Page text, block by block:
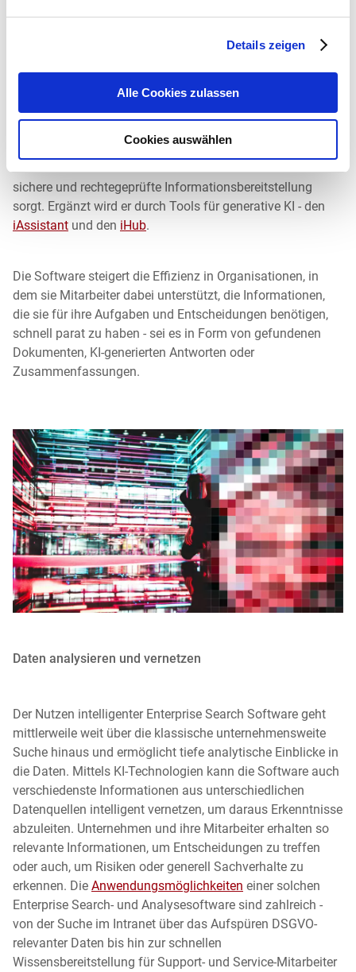
Details zeigen
Alle Cookies zulassen
Cookies auswählen
Die Produkte und Lösungen von IntraFind ermöglichen ein
effizientes Suchen, Finden und Analysieren von
strukturierten und unstrukturierten Informationen in allen
verfügbaren internen und externen Datenquellen eines
Enterprise Search SoftwareiFinder, die bei zahlreichen
sichere und rechtegeprüfte Informationsbereitstellung
sorgt. Ergänzt wird er durch Tools für generative KI - den
iAssistant und den iHub.
Die Software steigert die Effizienz in Organisationen, in
dem sie Mitarbeiter dabei unterstützt, die Informationen,
die sie für ihre Aufgaben und Entscheidungen benötigen,
schnell parat zu haben - sei es in Form von gefundenen
Dokumenten, KI-generierten Antworten oder
Zusammenfassungen.
Daten analysieren und vernetzen
Der Nutzen intelligenter Enterprise Search Software geht
mittlerweile weit über die klassische unternehmensweite
Suche hinaus und ermöglicht tiefe analytische Einblicke in
die Daten. Mittels KI-Technologien kann die Software auch
verschiedenste Informationen aus unterschiedlichen
Datenquellen intelligent vernetzen, um daraus Erkenntnisse
abzuleiten. Unternehmen und ihre Mitarbeiter erhalten so
relevante Informationen, um Entscheidungen zu treffen
oder auch, um Risiken oder generell Sachverhalte zu
erkennen. Die Anwendungsmöglichkeiten einer solchen
Enterprise Search- und Analysesoftware sind zahlreich -
von der Suche im Intranet über das Aufspüren DSGVO-
relevanter Daten bis hin zur schnellen
Wissensbereitstellung für Support- und Service-Mitarbeiter